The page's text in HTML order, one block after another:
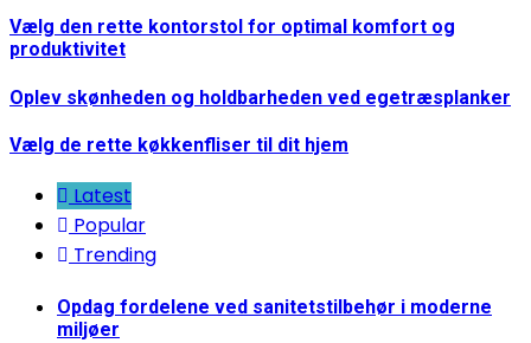
Vælg den rette kontorstol for optimal komfort og
produktivitet
Oplev skønheden og holdbarheden ved egetræsplanker
Vælg de rette køkkenfliser til dit hjem
Latest
Popular
Trending
Opdag fordelene ved sanitetstilbehør i moderne
miljøer